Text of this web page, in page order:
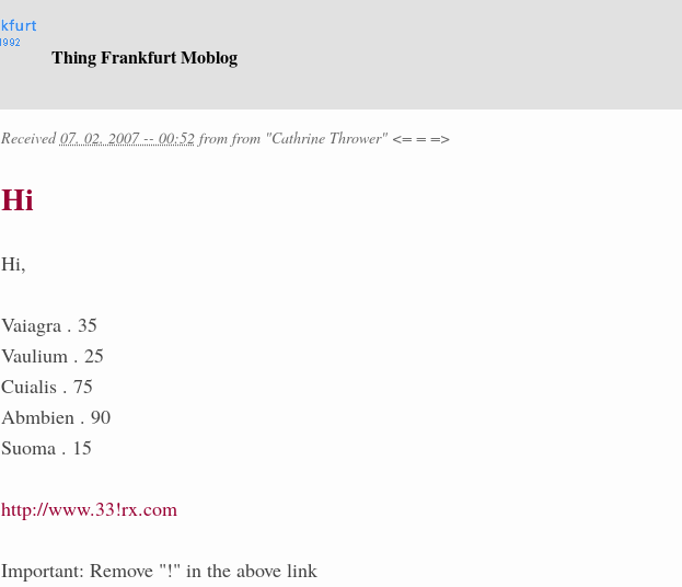
Thing Frankfurt Moblog
Received07. 02. 2007 -- 00:52from from "Cathrine Thrower" <= = =>
Hi
Hi,
Vaiagra . 35
Vaulium . 25
Cuialis . 75
Abmbien . 90
Suoma . 15
http://www.33!rx.com
Important: Remove "!" in the above link